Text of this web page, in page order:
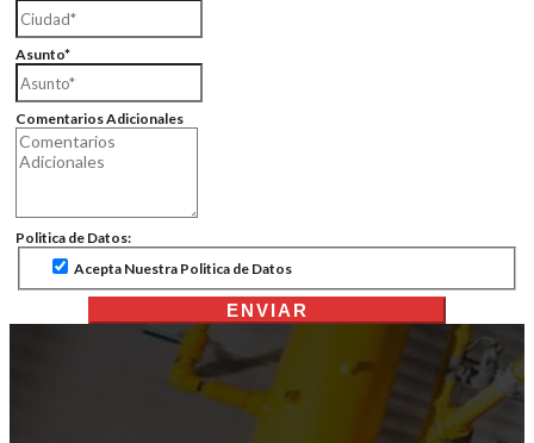
Asunto*
Comentarios Adicionales
Politica de Datos:
Acepta Nuestra Politica de Datos
ENVIAR